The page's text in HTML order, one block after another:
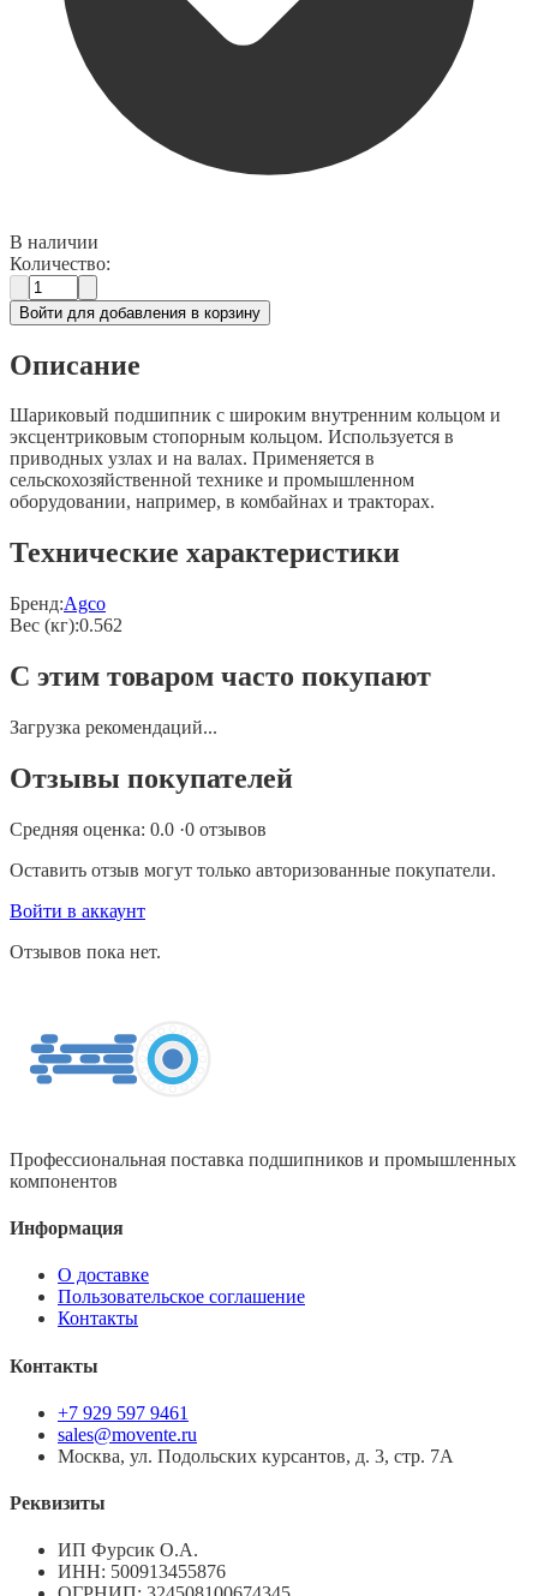
В наличии
Количество:
Войти для добавления в корзину
Описание
Шариковый подшипник с широким внутренним кольцом и
эксцентриковым стопорным кольцом. Используется в
приводных узлах и на валах. Применяется в
сельскохозяйственной технике и промышленном
оборудовании, например, в комбайнах и тракторах.
Технические характеристики
Бренд:Agco
Вес (кг):0.562
С этим товаром часто покупают
Загрузка рекомендаций...
Отзывы покупателей
Средняя оценка: 0.0 ·0 отзывов
Оставить отзыв могут только авторизованные покупатели.
Войти в аккаунт
Отзывов пока нет.
Профессиональная поставка подшипников и промышленных
компонентов
Информация
О доставке
Пользовательское соглашение
Контакты
Контакты
+7 929 597 9461
sales@movente.ru
Москва, ул. Подольских курсантов, д. 3, стр. 7А
Реквизиты
ИП Фурсик О.А.
ИНН: 500913455876